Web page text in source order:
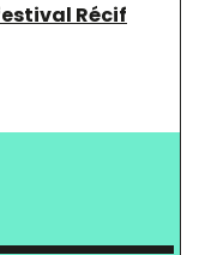
Récif